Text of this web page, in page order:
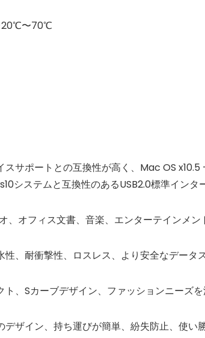
20℃〜70℃
スサポートとの互換性が高く、Mac OS
システムと互換性のあるUSB2.0標準インタ
、オフィス文書、音楽、エンターテインメン
、耐衝撃性、ロスレス、より安全なデータス
、Sカーブデザイン、ファッションニーズを
ザイン、持ち運びが簡単、紛失防止、使い勝